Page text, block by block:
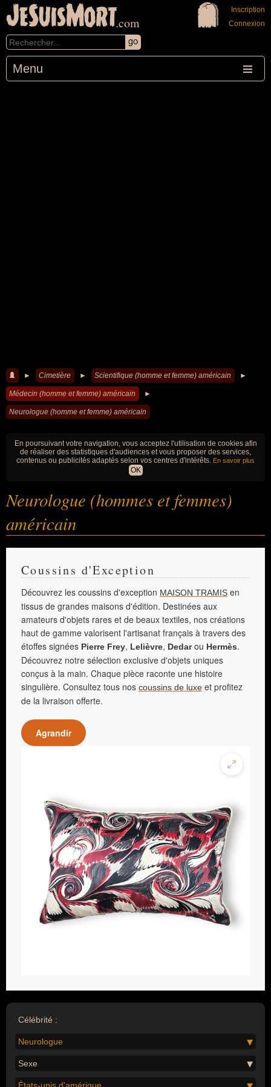
JeSuisMort.com
Menu
Inscription
Connexion
► Cimetière ► Scientifique (homme et femme) américain ►
Médecin (homme et femme) américain ►
Neurologue (homme et femme) américain
En poursuivant votre navigation, vous acceptez l'utilisation de cookies afin
de réaliser des statistiques d'audiences et vous proposer des services,
contenus ou publicités adaptés selon vos centres d'intérêts. En savoir plus
OK
Neurologue (hommes et femmes)
américain
Coussins d'Exception
Découvrez les coussins d'exception MAISON TRAMIS en
tissus de grandes maisons d'édition. Destinées aux
amateurs d'objets rares et de beaux textiles, nos créations
haut de gamme valorisent l'artisanat français à travers des
étoffes signées Pierre Frey, Lelièvre, Dedarou Hermès.
Découvrez notre sélection exclusive d'objets uniques
conçus à la main. Chaque pièce raconte une histoire
singulière. Consultez tous nos coussins de luxe et profitez
de la livraison offerte.
Agrandir
Célébrité :
Neurologue
Sexe